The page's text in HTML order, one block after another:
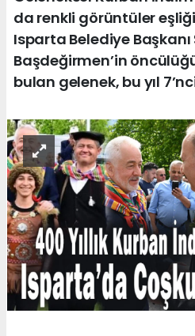
da renkli görüntüler
Isparta Belediye Başkanı
Başdeğirmen’in
bulan gelenek, bu yıl